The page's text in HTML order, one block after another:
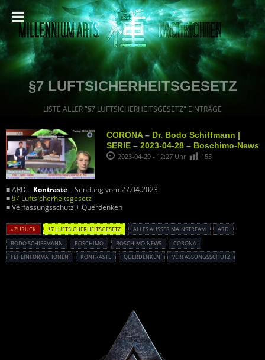
§7 LUFTSICHERHEITSGESETZ
LISTE ALLER "§7 LUFTSICHERHEITSGESETZ" EINTRÄGE
CORONA – Dr. Bodo Schiffmann |
SERIE – 2023-04-28 – Boschimo-News
2023-04-29 - 12:27 Uhr 155
■ ARD – Kontraste– Sendung vom 27.04.2023
■§7 Luftsicherheitsgesetz
■ Verfassungsschutz + Querdenken
« ZURÜCK §7 LUFTSICHERHEITSGESETZ ALLES AUSSER MAINSTREAM
ARD
BODO SCHIFFMANN
BOSCHIMO BOSCHIMO-NEWS
CORONA
FEHLINFORMATIONEN
KONTRASTE QUERDENKEN VERFASSUNGSSCHUTZ